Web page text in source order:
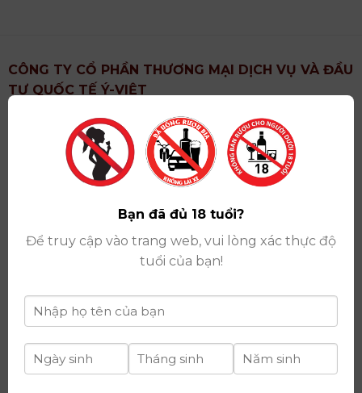
CÔNG TY CỔ PHẦN THƯƠNG MẠI DỊCH VỤ VÀ ĐẦU
TƯ QUỐC TẾ Ý-VIỆT
: Khu 6, Xã Hoài Đức, Thành Phố Hà Nội
Showroom: Số 09 Phố Liễu Giai, Phường Ngọc Hà,
Thành Phố Hà Nội
Giấy ĐKKD số: 0102751615 do Sở Tài Chính Thành
Phố Hà Nội cấp lần đầu ngày 07/05/2008,đăng ký
thay đổi lần thứ 17 ngày 06/08/2025
Giấy phép Phân Phối Rượu số : 529/GP-BCT do Bộ
Công Thương cấp ngày 14/11/2022
Ngân hàng:Ngân hàng TMCP Đầu tư và phát triển
Việt Nam (BIDV)
tư quốc tế Ý-Việt
Bạn đã đủ 18 tuổi?
Để truy cập vào trang web, vui lòng xác thực độ
tuổi của bạn!